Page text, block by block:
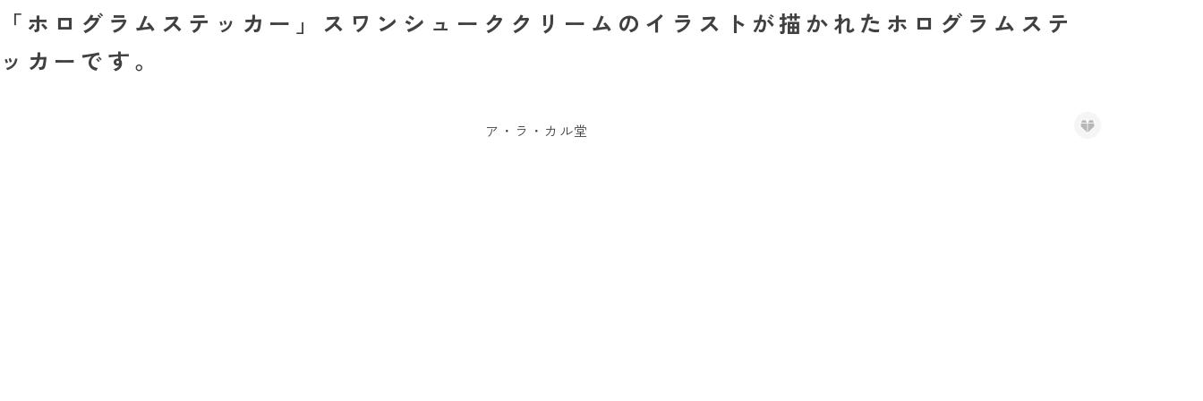
「ホログラムステッカー」スワンシューククリームのイラストが描かれたホログラムステ
ッカーです。
ア・ラ・カル堂